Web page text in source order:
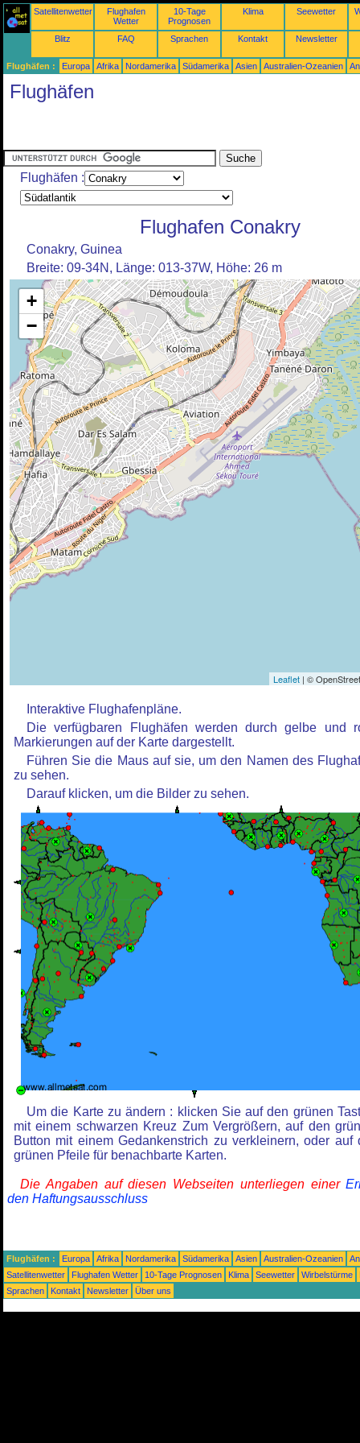
Satellitenwetter
Flughafen
Wetter
10-Tage
Prognosen
Klima Seewetter
Blitz FAQ Sprachen Kontakt Newsletter
Flughäfen : Europa Afrika Nordamerika Südamerika Asien Australien-Ozeanien
Flughäfen
Flughäfen :
Flughafen Conakry
Conakry, Guinea
Breite: 09-34N, Länge: 013-37W, Höhe: 26 m
+
−
Leaflet | ©
Interaktive Flughafenpläne.
Die verfügbaren Flughäfen werden durch gelbe und
Markierungen auf der Karte dargestellt.
Führen Sie die Maus auf sie, um den Namen des
zu sehen.
Darauf klicken, um die Bilder zu sehen.
Um die Karte zu ändern : klicken Sie auf den grünen
mit einem schwarzen Kreuz Zum Vergrößern, auf den
Button mit einem Gedankenstrich zu verkleinern, oder auf
grünen Pfeile für benachbarte Karten.
Die Angaben auf diesen Webseiten unterliegen einer
den Haftungsausschluss
Flughäfen : Europa Afrika Nordamerika Südamerika Asien Australien-Ozeanien
Satellitenwetter
Flughafen Wetter 10-Tage Prognosen Klima Seewetter Wirbelstürme
Sprachen
Kontakt Newsletter Über uns